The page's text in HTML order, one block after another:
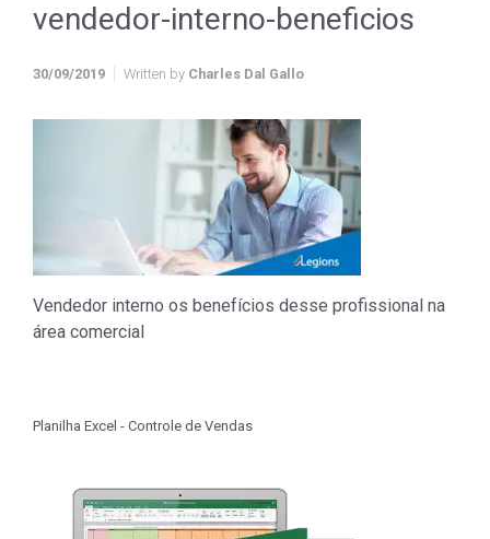
vendedor-interno-beneficios
30/09/2019 Written by Charles Dal Gallo
Vendedor interno os benefícios desse profissional na
área comercial
Planilha Excel - Controle de Vendas